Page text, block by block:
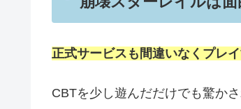
正式サービスも間違いなくプレ
CBTを少し遊んだだけでも驚か